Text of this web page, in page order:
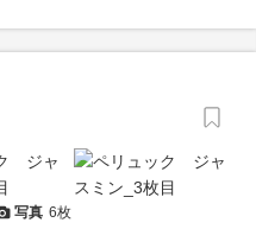
写真 6枚